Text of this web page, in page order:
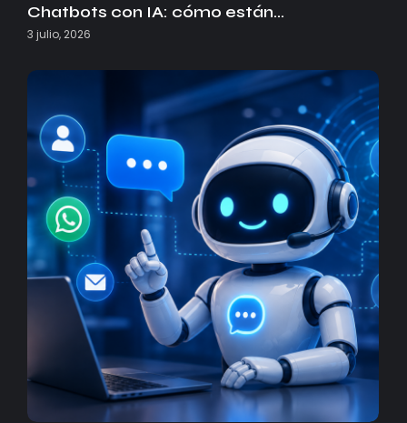
Chatbots con IA: cómo están…
3 julio, 2026